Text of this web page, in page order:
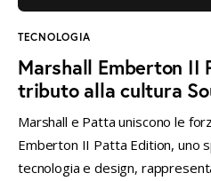
TECNOLOGIA
Marshall Emberton II
tributo alla cultura
Marshall e Patta uniscono le
Emberton II Patta Edition, uno
tecnologia e design,